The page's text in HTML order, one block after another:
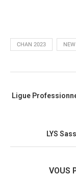
CHAN 2023 NEW
Ligue
LYS
VOUS